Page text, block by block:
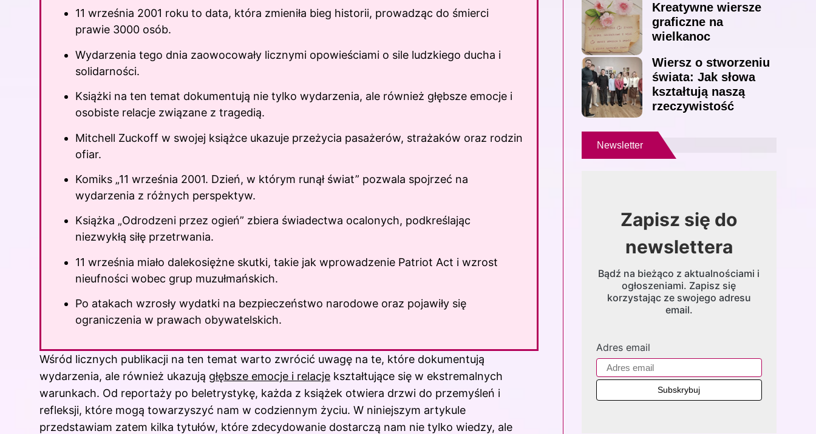
11 września 2001 roku to data, która zmieniła bieg historii, prowadząc do śmierci
prawie 3000 osób.
Wydarzenia tego dnia zaowocowały licznymi opowieściami o sile ludzkiego ducha i
solidarności.
Książki na ten temat dokumentują nie tylko wydarzenia, ale również głębsze emocje i
osobiste relacje związane z tragedią.
Mitchell Zuckoff w swojej książce ukazuje przeżycia pasażerów, strażaków oraz rodzin
ofiar.
Komiks „11 września 2001. Dzień, w którym runął świat” pozwala spojrzeć na
wydarzenia z różnych perspektyw.
Książka „Odrodzeni przez ogień” zbiera świadectwa ocalonych, podkreślając
niezwykłą siłę przetrwania.
11 września miało dalekosiężne skutki, takie jak wprowadzenie Patriot Act i wzrost
nieufności wobec grup muzułmańskich.
Po atakach wzrosły wydatki na bezpieczeństwo narodowe oraz pojawiły się
ograniczenia w prawach obywatelskich.
Wśród licznych publikacji na ten temat warto zwrócić uwagę na te, które dokumentują
wydarzenia, ale również ukazują głębsze emocje i relacje kształtujące się w ekstremalnych
warunkach. Od reportaży po beletrystykę, każda z książek otwiera drzwi do przemyśleń i
refleksji, które mogą towarzyszyć nam w codziennym życiu. W niniejszym artykule
przedstawiam zatem kilka tytułów, które zdecydowanie dostarczą nam nie tylko wiedzy, ale
Kreatywne wiersze
graficzne na
wielkanoc
Wiersz o stworzeniu
świata: Jak słowa
kształtują naszą
rzeczywistość
Newsletter
Zapisz się do
newslettera
Bądź na bieżąco z aktualnościami i
ogłoszeniami. Zapisz się
korzystając ze swojego adresu
email.
Adres email